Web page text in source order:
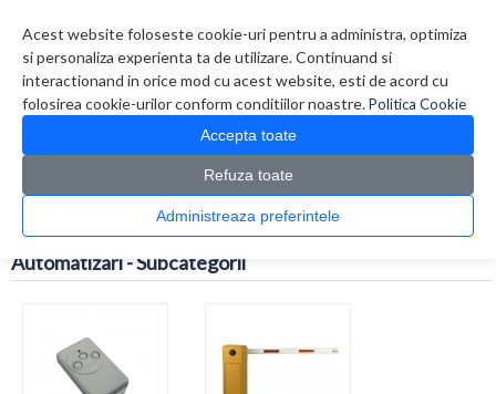
Acest website foloseste cookie-uri pentru a administra, optimiza
si personaliza experienta ta de utilizare. Continuand si
interactionand in orice mod cu acest website, esti de acord cu
folosirea cookie-urilor conform conditiilor noastre.Politica Cookie
Accepta toate
Refuza toate
Administreaza preferintele
0 produs(e)
CATALOG PRODUSE
Securitate / Automatizari > Automatizari
Automatizari - Subcategorii